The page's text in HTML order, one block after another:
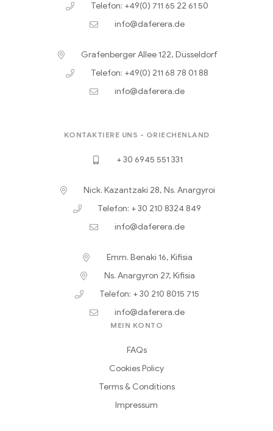
Telefon: +49(0) 711 65 22 61 50
info@daferera.de
Grafenberger Allee 122, Düsseldorf
Telefon: +49(0) 211 68 78 01 88
info@daferera.de
KONTAKTIERE UNS - GRIECHENLAND
+ 30 6945 551 331
Nick. Kazantzaki 28, Ns. Anargyroi
Telefon: + 30 210 8324 849
info@daferera.de
Emm. Benaki 16, Kifisia
Ns. Anargyron 27, Kifisia
Telefon: + 30 210 8015 715
info@daferera.de
MEIN KONTO
FAQs
Cookies Policy
Terms & Conditions
Impressum